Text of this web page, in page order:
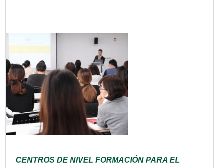
CENTROS DE NIVEL FORMACIÓN PARA EL